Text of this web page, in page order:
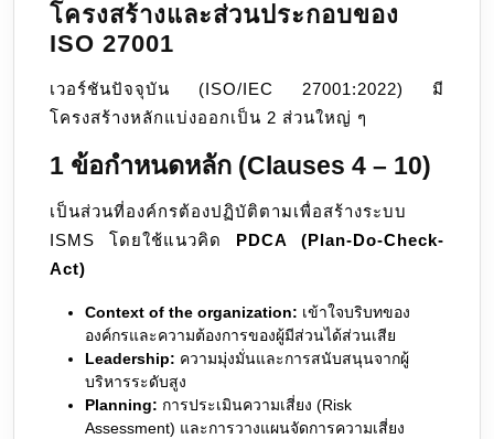
โครงสร้างและส่วนประกอบของ
ISO 27001
เวอร์ชันปัจจุบัน (ISO/IEC 27001:2022) มี
โครงสร้างหลักแบ่งออกเป็น 2 ส่วนใหญ่ ๆ
1 ข้อกำหนดหลัก (Clauses 4 – 10)
เป็นส่วนที่องค์กรต้องปฏิบัติตามเพื่อสร้างระบบ
ISMS โดยใช้แนวคิด PDCA (Plan-Do-Check-
Act)
Context of the organization: เข้าใจบริบทของ
องค์กรและความต้องการของผู้มีส่วนได้ส่วนเสีย
Leadership: ความมุ่งมั่นและการสนับสนุนจากผู้
บริหารระดับสูง
Planning: การประเมินความเสี่ยง (Risk
Assessment) และการวางแผนจัดการความเสี่ยง